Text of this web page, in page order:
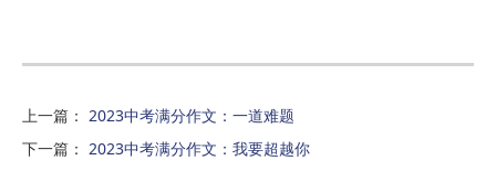
上一篇 ： 2023中考满分作文：一道难题
下一篇 ： 2023中考满分作文：我要超越你